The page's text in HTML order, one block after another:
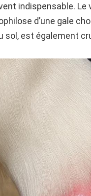
indispensable.
d’une gale
sol, est également